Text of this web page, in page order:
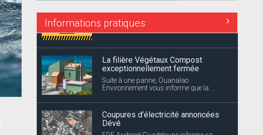
Informations pratiques
Suite à une panne, Ouanalao
Environnement vous informe que la...
EDF Archipel Guadeloupe informe sa
clientèle que la distribution d’énergie...